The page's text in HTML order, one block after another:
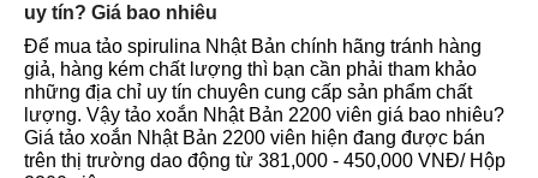
uy tín? Giá bao nhiêu
Để mua tảo spirulina Nhật Bản chính hãng tránh hàng
giả, hàng kém chất lượng thì bạn cần phải tham khảo
những địa chỉ uy tín chuyên cung cấp sản phẩm chất
lượng. Vậy tảo xoắn Nhật Bản 2200 viên giá bao nhiêu?
Giá tảo xoắn Nhật Bản 2200 viên hiện đang được bán
trên thị trường dao động từ 381,000 - 450,000 VNĐ/ Hộp